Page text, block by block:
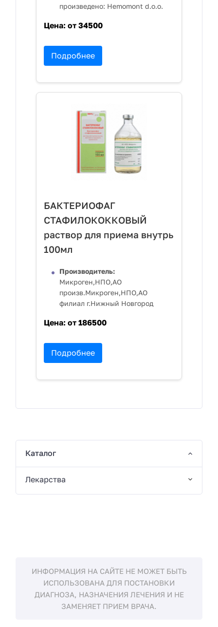
произведено: Hemomont d.o.o.
Цена: от 34500
Подробнее
БАКТЕРИОФАГ
СТАФИЛОКОККОВЫЙ
раствор для приема внутрь
100мл
Производитель:
Микроген,НПО,АО
произв.Микроген,НПО,АО
филиал г.Нижный Новгород
Цена: от 186500
Подробнее
Каталог
Лекарства
ИНФОРМАЦИЯ НА САЙТЕ НЕ МОЖЕТ БЫТЬ
ИСПОЛЬЗОВАНА ДЛЯ ПОСТАНОВКИ
ДИАГНОЗА, НАЗНАЧЕНИЯ ЛЕЧЕНИЯ И НЕ
ЗАМЕНЯЕТ ПРИЕМ ВРАЧА.